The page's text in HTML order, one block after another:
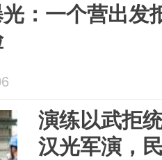
：一个营出发
演练以武拒
汉光军演，